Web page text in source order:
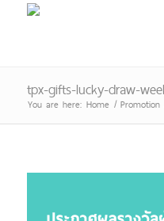
tpx-gifts-lucky-draw-
You are here: Home / Promotion